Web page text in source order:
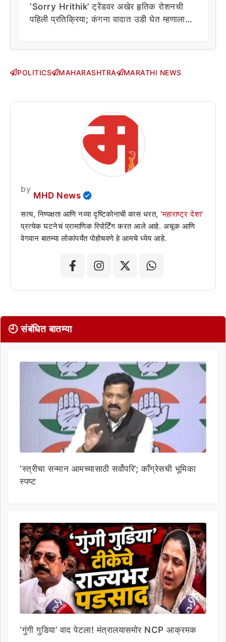
‘Sorry Hrithik’ ट्रेंडवर अखेर हृतिक रोशनची
पहिली प्रतिक्रिया; कंगना वादात उडी घेत म्हणाला…
POLITICS MAHARASHTRA MARATHI NEWS
by
MHD News
सत्य, निष्पक्षता आणि नव्या दृष्टिकोनाची कास धरत, 'महाराष्ट्र देशा'
प्रत्येक घटनेचं प्रामाणिक रिपोर्टिंग करत आले आहे. अचूक आणि
वेगवान बातम्या लोकांपर्यंत पोहोचवणे हे आमचे ध्येय आहे.
🕘 संबंधित बातम्या
‘स्त्रीचा सन्मान आमच्यासाठी सर्वोपरि’; काँग्रेसची भूमिका
स्पष्ट
‘गुंगी गुडिया’ वाद पेटला! मंत्रालयासमोर NCP आक्रमक